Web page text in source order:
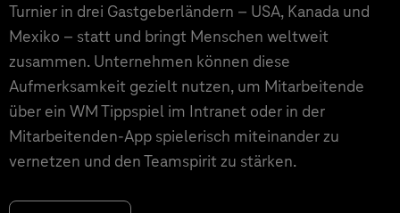
Turnier in drei Gastgeberländern – USA, Kanada und
Mexiko – statt und bringt Menschen weltweit
zusammen. Unternehmen können diese
Aufmerksamkeit gezielt nutzen, um Mitarbeitende
über ein WM Tippspiel im Intranet oder in der
Mitarbeitenden-App spielerisch miteinander zu
vernetzen und den Teamspirit zu stärken.